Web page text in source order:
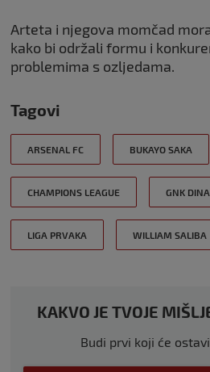
Arteta i njegova momčad
kako bi održali formu i
problemima s ozljedama.
Tagovi
ARSENAL FC BUKAYO SAKA
CHAMPIONS LEAGUE GNK
LIGA PRVAKA WILLIAM SALIBA
KAKVO JE TVOJE
Budi prvi koji će